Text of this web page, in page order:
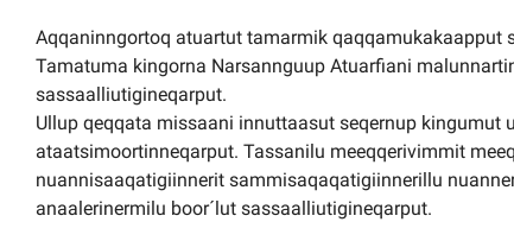
Aqqaninngortoq atuartut tamarmik qaqqamukakaapput
Tamatuma kingorna Narsannguup Atuarfiani
sassaalliutigineqarput.
Ullup qeqqata missaani innuttaasut seqernup
ataatsimoortinneqarput. Tassanilu meeqqerivimmit
nuannisaaqatigiinnerit sammisaqaqatigiinnerillu
anaalerinermilu boor´lut sassaalliutigineqarput.